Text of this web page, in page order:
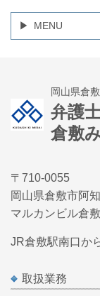
MENU
岡山県倉
弁護
倉敷
〒710-0055
岡山県倉敷市阿
マルカンビル倉
JR倉敷駅南口か
取扱業務